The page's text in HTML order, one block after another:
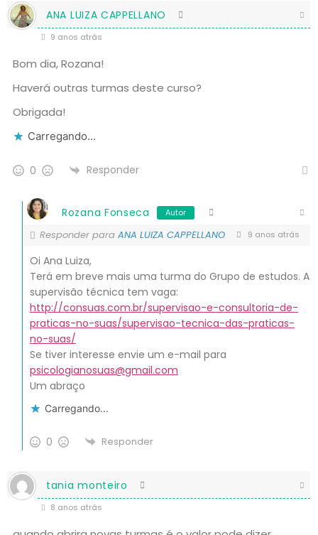
ANA LUIZA CAPPELLANO
9 anos atrás
Bom dia, Rozana!
Haverá outras turmas deste curso?
Obrigada!
Carregando...
0 Responder
Rozana Fonseca Autor
Responder para ANA LUIZA CAPPELLANO 9 anos atrás
Oi Ana Luiza,
Terá em breve mais uma turma do Grupo de estudos. A
supervisão técnica tem vaga:
http://consuas.com.br/supervisao-e-consultoria-de-
praticas-no-suas/supervisao-tecnica-das-praticas-
no-suas/
Se tiver interesse envie um e-mail para
psicologianosuas@gmail.com
Um abraço
Carregando...
0 Responder
tania monteiro
8 anos atrás